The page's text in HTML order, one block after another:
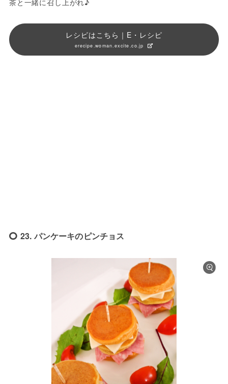
茶と一緒に召し上がれ♪
レシピはこちら｜E・レシピ
erecipe.woman.excite.co.jp
23. パンケーキのピンチョス